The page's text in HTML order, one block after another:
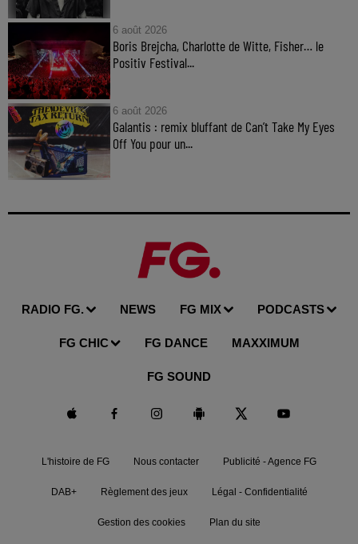
6 août 2026
Boris Brejcha, Charlotte de Witte, Fisher… le
Positiv Festival...
6 août 2026
Galantis : remix bluffant de Can’t Take My Eyes
Off You pour un...
RADIO FG. NEWS FG MIX PODCASTS
FG CHIC FG DANCE MAXXIMUM
FG SOUND
L'histoire de FG Nous contacter Publicité - Agence FG
DAB+ Règlement des jeux Légal - Confidentialité
Gestion des cookies Plan du site